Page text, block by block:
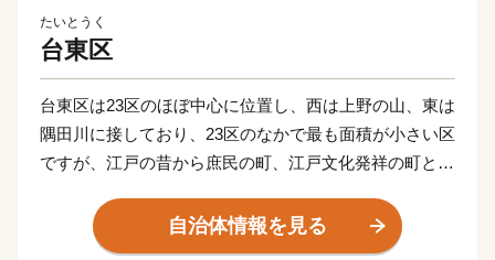
たいとうく
台東区
台東区は23区のほぼ中心に位置し、西は上野の山、東は
隅田川に接しており、23区のなかで最も面積が小さい区
ですが、江戸の昔から庶民の町、江戸文化発祥の町とし
な町人気質など、江戸の面影を残す都内随一の史跡・文
化を擁し、多彩な魅力に溢れています。
自治体情報を見る